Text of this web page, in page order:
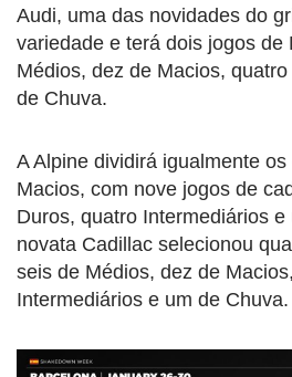
Audi, uma das novidades do
variedade e terá dois jogos de
Médios, dez de Macios,
de Chuva.
A Alpine dividirá igualmente
Macios, com nove jogos de
Duros, quatro Intermediários
novata Cadillac selecionou
seis de Médios, dez de
Intermediários e um de Chuva.